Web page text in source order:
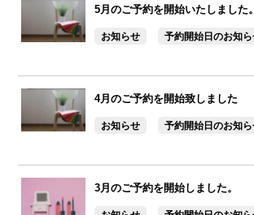
5月のご予約を開始いたしました。
お知らせ 予約開始日のお知
4月のご予約を開始致しました
お知らせ 予約開始日のお知
3月のご予約を開始しました。